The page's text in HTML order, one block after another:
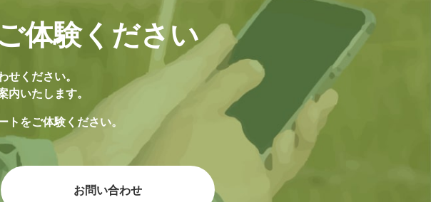
体験ください
せください。
内いたします。
トをご体験ください。
お問い合わせ